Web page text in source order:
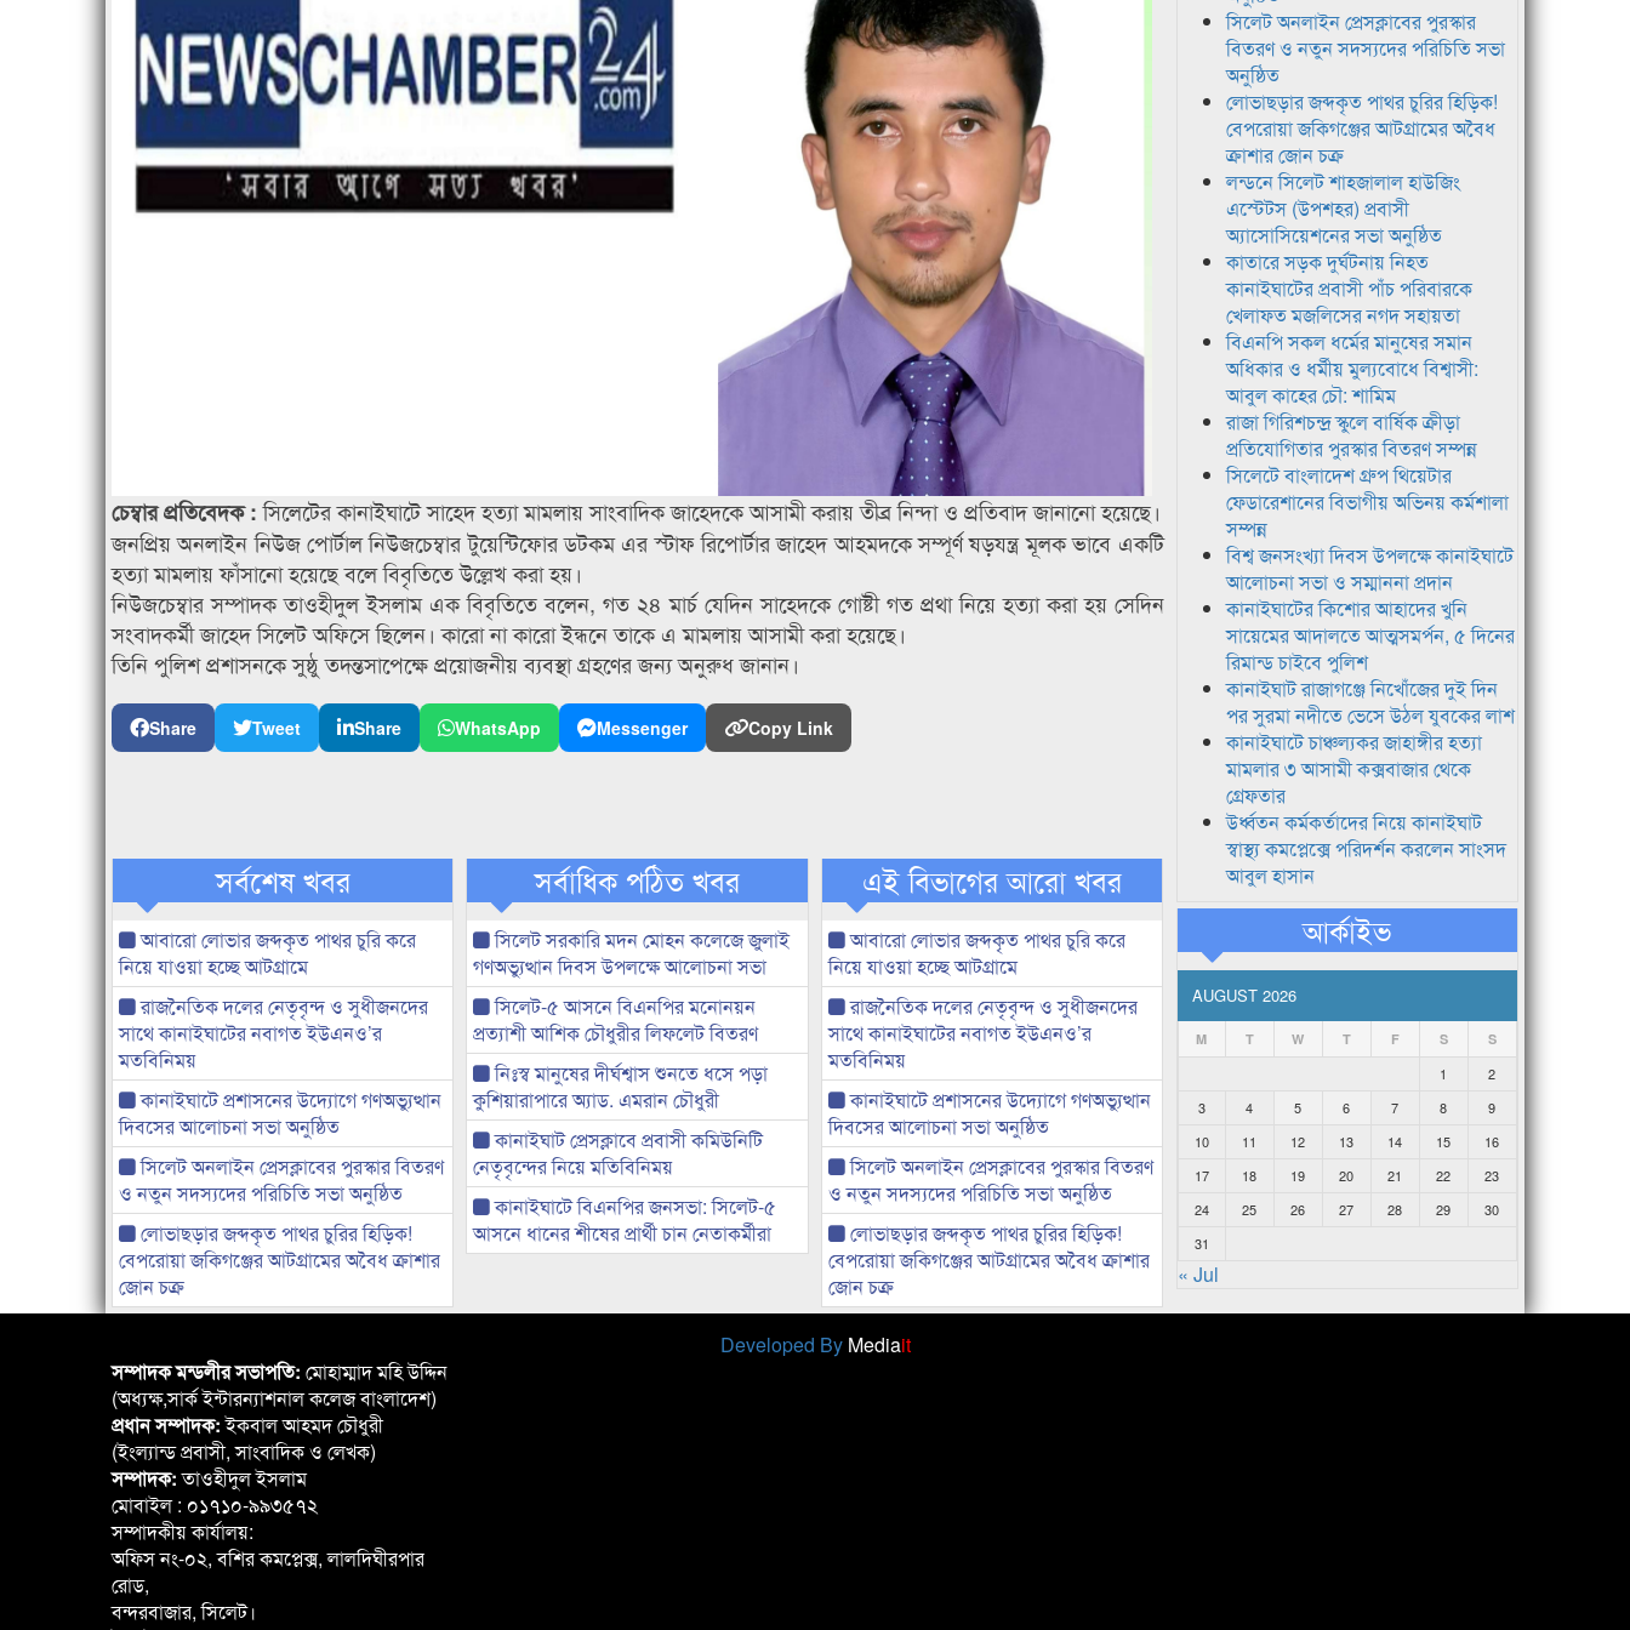
চেম্বার প্রতিবেদক :সিলেটের কানাইঘাটে সাহেদ হত্যা মামলায় সাংবাদিক জাহেদকে আসামী করায় তীব্র নিন্দা ও প্রতিবাদ জানানো হয়েছে।
জনপ্রিয় অনলাইন নিউজ পোর্টাল নিউজচেম্বার টুয়েন্টিফোর ডটকম এর স্টাফ রিপোর্টার জাহেদ আহমদকে সম্পূর্ণ ষড়যন্ত্র মূলক ভাবে একটি
হত্যা মামলায় ফাঁসানো হয়েছে বলে বিবৃতিতে উল্লেখ করা হয়।
নিউজচেম্বার সম্পাদক তাওহীদুল ইসলাম এক বিবৃতিতে বলেন, গত ২৪ মার্চ যেদিন সাহেদকে গোষ্টী গত প্রথা নিয়ে হত্যা করা হয় সেদিন
সংবাদকর্মী জাহেদ সিলেট অফিসে ছিলেন। কারো না কারো ইন্ধনে তাকে এ মামলায় আসামী করা হয়েছে।
তিনি পুলিশ প্রশাসনকে সুষ্ঠু তদন্তসাপেক্ষে প্রয়োজনীয় ব্যবস্থা গ্রহণের জন্য অনুরুধ জানান।
Share Tweet Share WhatsApp Messenger Copy Link
সর্বশেষ খবর
আবারো লোভার জব্দকৃত পাথর চুরি করে
নিয়ে যাওয়া হচ্ছে আটগ্রামে
রাজনৈতিক দলের নেতৃবৃন্দ ও সুধীজনদের
সাথে কানাইঘাটের নবাগত ইউএনও’র
মতবিনিময়
কানাইঘাটে প্রশাসনের উদ্যোগে গণঅভ্যুত্থান
দিবসের আলোচনা সভা অনুষ্ঠিত
সিলেট অনলাইন প্রেসক্লাবের পুরস্কার বিতরণ
ও নতুন সদস্যদের পরিচিতি সভা অনুষ্ঠিত
লোভাছড়ার জব্দকৃত পাথর চুরির হিড়িক!
বেপরোয়া জকিগঞ্জের আটগ্রামের অবৈধ ক্রাশার
জোন চক্র
সর্বাধিক পঠিত খবর
সিলেট সরকারি মদন মোহন কলেজে জুলাই
গণঅভ্যুত্থান দিবস উপলক্ষে আলোচনা সভা
সিলেট-৫ আসনে বিএনপির মনোনয়ন
প্রত্যাশী আশিক চৌধুরীর লিফলেট বিতরণ
নিঃস্ব মানুষের দীর্ঘশ্বাস শুনতে ধসে পড়া
কুশিয়ারাপারে অ্যাড. এমরান চৌধুরী
কানাইঘাট প্রেসক্লাবে প্রবাসী কমিউনিটি
নেতৃবৃন্দের নিয়ে মতিবিনিময়
কানাইঘাটে বিএনপির জনসভা: সিলেট-৫
আসনে ধানের শীষের প্রার্থী চান নেতাকর্মীরা
এই বিভাগের আরো খবর
আবারো লোভার জব্দকৃত পাথর চুরি করে
নিয়ে যাওয়া হচ্ছে আটগ্রামে
রাজনৈতিক দলের নেতৃবৃন্দ ও সুধীজনদের
সাথে কানাইঘাটের নবাগত ইউএনও’র
মতবিনিময়
কানাইঘাটে প্রশাসনের উদ্যোগে গণঅভ্যুত্থান
দিবসের আলোচনা সভা অনুষ্ঠিত
সিলেট অনলাইন প্রেসক্লাবের পুরস্কার বিতরণ
ও নতুন সদস্যদের পরিচিতি সভা অনুষ্ঠিত
লোভাছড়ার জব্দকৃত পাথর চুরির হিড়িক!
বেপরোয়া জকিগঞ্জের আটগ্রামের অবৈধ ক্রাশার
জোন চক্র
সিলেট অনলাইন প্রেসক্লাবের পুরস্কার
বিতরণ ও নতুন সদস্যদের পরিচিতি সভা
অনুষ্ঠিত
লোভাছড়ার জব্দকৃত পাথর চুরির হিড়িক!
বেপরোয়া জকিগঞ্জের আটগ্রামের অবৈধ
ক্রাশার জোন চক্র
লন্ডনে সিলেট শাহজালাল হাউজিং
এস্টেটস (উপশহর) প্রবাসী
অ্যাসোসিয়েশনের সভা অনুষ্ঠিত
কাতারে সড়ক দুর্ঘটনায় নিহত
কানাইঘাটের প্রবাসী পাঁচ পরিবারকে
খেলাফত মজলিসের নগদ সহায়তা
বিএনপি সকল ধর্মের মানুষের সমান
অধিকার ও ধর্মীয় মুল্যবোধে বিশ্বাসী:
আবুল কাহের চৌ: শামিম
রাজা গিরিশচন্দ্র স্কুলে বার্ষিক ক্রীড়া
প্রতিযোগিতার পুরস্কার বিতরণ সম্পন্ন
সিলেটে বাংলাদেশ গ্রুপ থিয়েটার
ফেডারেশানের বিভাগীয় অভিনয় কর্মশালা
সম্পন্ন
বিশ্ব জনসংখ্যা দিবস উপলক্ষে কানাইঘাটে
আলোচনা সভা ও সম্মাননা প্রদান
কানাইঘাটের কিশোর আহাদের খুনি
সায়েমের আদালতে আত্মসমর্পন, ৫ দিনের
রিমান্ড চাইবে পুলিশ
কানাইঘাট রাজাগঞ্জে নিখোঁজের দুই দিন
পর সুরমা নদীতে ভেসে উঠল যুবকের লাশ
কানাইঘাটে চাঞ্চল্যকর জাহাঙ্গীর হত্যা
মামলার ৩ আসামী কক্সবাজার থেকে
গ্রেফতার
উর্ধ্বতন কর্মকর্তাদের নিয়ে কানাইঘাট
স্বাস্থ্য কমপ্লেক্সে পরিদর্শন করলেন সাংসদ
আবুল হাসান
আর্কাইভ
AUGUST 2026
M T W T F S S
1
2
3
4 5 6 7 8
9
10
11 12 13 14 15
16
17
18 19 20 21 22
23
24
25 26 27 28 29
30
31
« Jul
Developed By Mediait
সম্পাদক মন্ডলীর সভাপতি: মোহাম্মাদ মহি উদ্দিন
(অধ্যক্ষ,সার্ক ইন্টারন্যাশনাল কলেজ বাংলাদেশ)
প্রধান সম্পাদক:ইকবাল আহমদ চৌধুরী
(ইংল্যান্ড প্রবাসী, সাংবাদিক ও লেখক)
সম্পাদক:তাওহীদুল ইসলাম
মোবাইল : ০১৭১০-৯৯৩৫৭২
সম্পাদকীয় কার্যালয়:
অফিস নং-০২, বশির কমপ্লেক্স, লালদিঘীরপার
রোড,
বন্দরবাজার, সিলেট।